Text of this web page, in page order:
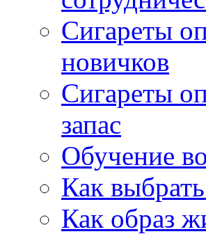
Сигареты
новичков
Сигареты
запас
Обучение
Как
Как образ